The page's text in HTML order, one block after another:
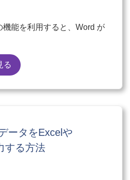
能を利用すると、Word が
る
ータをExcelや
する方法